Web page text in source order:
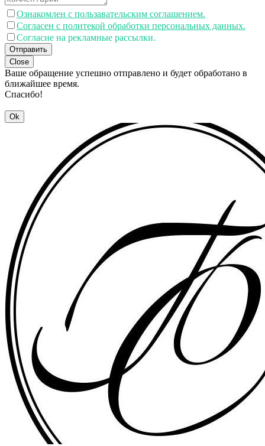
Ознакомлен с пользавательским соглашением.
Согласен с политекой обработки персональных данных.
Согласие на рекламные рассылки.
Отправить
Close
Ваше обращение успешно отправлено и будет обработано в
ближайшее время.
Спасибо!
Ok